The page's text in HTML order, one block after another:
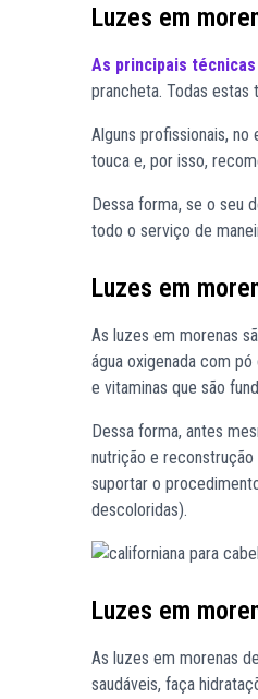
Luzes em
As principais técnicas
prancheta. Todas
Alguns profissionais,
touca e, por isso,
Dessa forma, se o seu
todo o serviço de
Luzes em
As luzes em morenas
água oxigenada com
e vitaminas que são
Dessa forma, antes
nutrição e
suportar o
descoloridas).
Luzes em
As luzes em morenas
saudáveis, faça